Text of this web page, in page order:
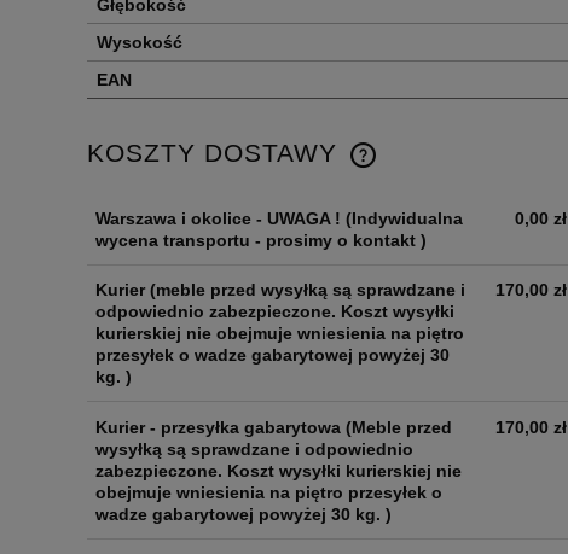
Głębokość
Wysokość
EAN
KOSZTY DOSTAWY
Warszawa i okolice - UWAGA ! (Indywidualna
wycena transportu - prosimy o kontakt )
0,00 zł
Kurier(meble przed wysyłką są sprawdzane i
odpowiednio zabezpieczone. Koszt wysyłki
kurierskiej nie obejmuje wniesienia na piętro
przesyłek o wadze gabarytowej powyżej 30
kg. )
170,00 zł
Kurier - przesyłka gabarytowa (Meble przed
wysyłką są sprawdzane i odpowiednio
zabezpieczone. Koszt wysyłki kurierskiej nie
obejmuje wniesienia na piętro przesyłek o
wadze gabarytowej powyżej 30 kg. )
170,00 zł